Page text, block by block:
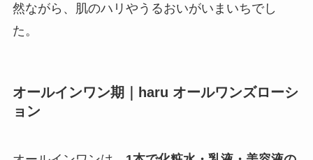
然ながら、肌のハリやうるおいがいまいちでし
た。
オールインワン期｜haru オールワンズローシ
ョン